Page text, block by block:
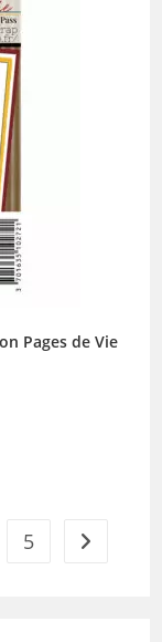
Pages de Vie
5